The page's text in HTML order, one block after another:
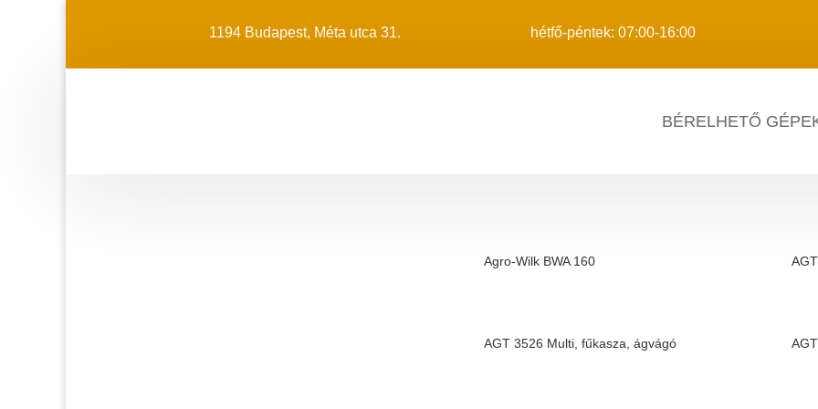
1194 Budapest, Méta utca 31. hétfő-péntek: 07:00-16:00
BÉRELHETŐ
Agro-Wilk BWA 160
AGT 3526 Multi, fűkasza, ágvágó